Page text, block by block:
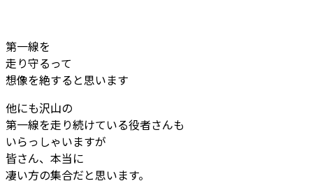
第一線を
走り守るって
想像を絶すると思います
他にも沢山の
第一線を走り続けている役者さんも
いらっしゃいますが
皆さん、本当に
凄い方の集合だと思います。